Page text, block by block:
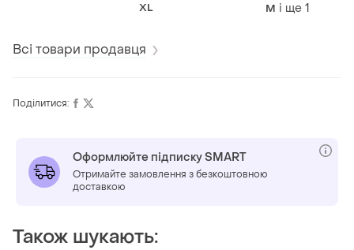
XL M і ще 1
Всі товари продавця
Поділитися:
Оформлюйте підписку SMART
Отримайте замовлення з безкоштовною
доставкою
Також шукають: